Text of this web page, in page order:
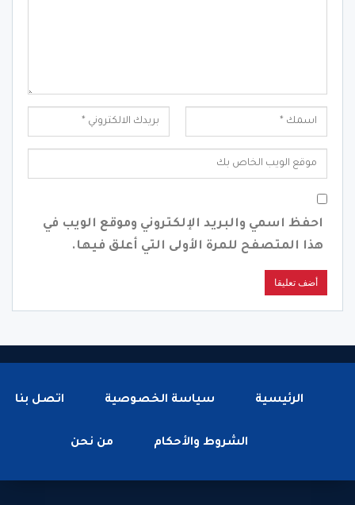
احفظ اسمي والبريد الإلكتروني وموقع الويب في
هذا المتصفح للمرة الأولى التي أعلق فيها.
الرئيسية سياسة الخصوصية اتصل بنا
الشروط والأحكام من نحن